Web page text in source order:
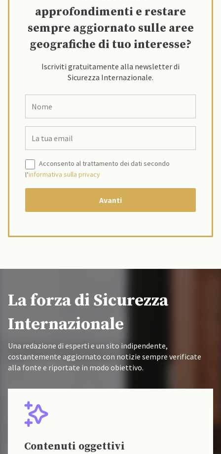
approfondimenti e restare
sempre aggiornato sulle aree
geografiche di tuo interesse?
Iscriviti gratuitamente alla newsletter di
Sicurezza Internazionale.
Acconsento al trattamento dei dati secondo
l’informativa sulla privacy
La forza di Sicurezza
Internazionale
Una redazione di esperti e un sito indipendente,
costantemente aggiornato con notizie sempre verificate
alla fonte e riportate in modo obiettivo.
Contenuti oggettivi